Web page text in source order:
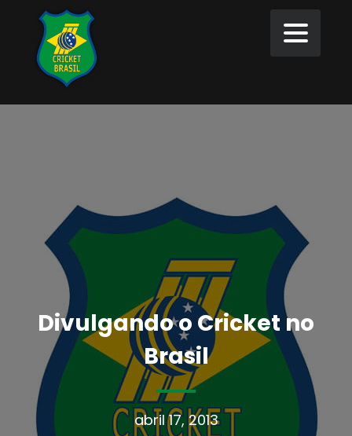
Divulgando o Cricket no
Brasil
abril 17, 2013